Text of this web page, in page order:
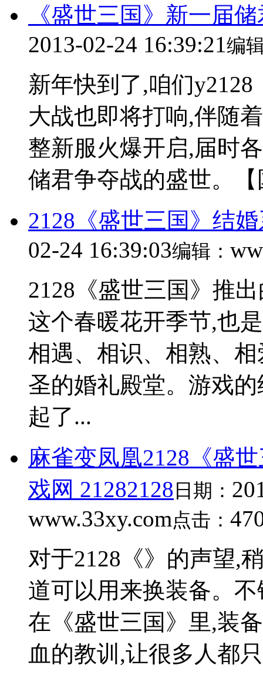
《盛世三国》新一届
2013-02-24 16:39:21编
新年快到了,咱们
大战也即将打响,伴随
整新服火爆开启,届时
储君争夺战的盛世。
2128《盛世三国》结
02-24 16:39:03编辑：
2128《盛世三国》推
这个春暖花开季节,也
相遇、相识、相熟、
圣的婚礼殿堂。游戏
起了...
麻雀变凤凰2128《盛
戏网 21282128 日期：
www.33xy.com点击：
对于2128《》的声望,
道可以用来换装备。
在《盛世三国》里,装
血的教训,让很多人都